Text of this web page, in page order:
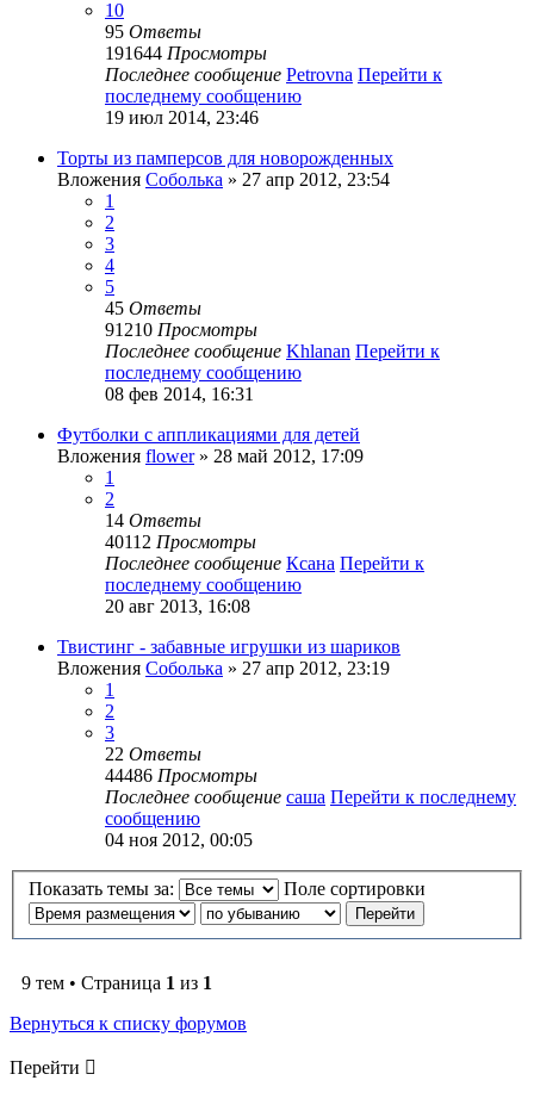
10
95 Ответы
191644 Просмотры
Последнее сообщение Petrovna Перейти к
последнему сообщению
19 июл 2014, 23:46
Торты из памперсов для новорожденных
Вложения Соболька » 27 апр 2012, 23:54
1
2
3
4
5
45 Ответы
91210 Просмотры
Последнее сообщение Khlanan Перейти к
последнему сообщению
08 фев 2014, 16:31
Футболки с аппликациями для детей
Вложения flower» 28 май 2012, 17:09
1
2
14 Ответы
40112 Просмотры
Последнее сообщение Ксана Перейти к
последнему сообщению
20 авг 2013, 16:08
Твистинг - забавные игрушки из шариков
Вложения Соболька » 27 апр 2012, 23:19
1
2
3
22 Ответы
44486 Просмотры
Последнее сообщение саша Перейти к последнему
сообщению
04 ноя 2012, 00:05
Показать темы за: Поле сортировки
9 тем • Страница 1 из 1
Вернуться к списку форумов
Перейти